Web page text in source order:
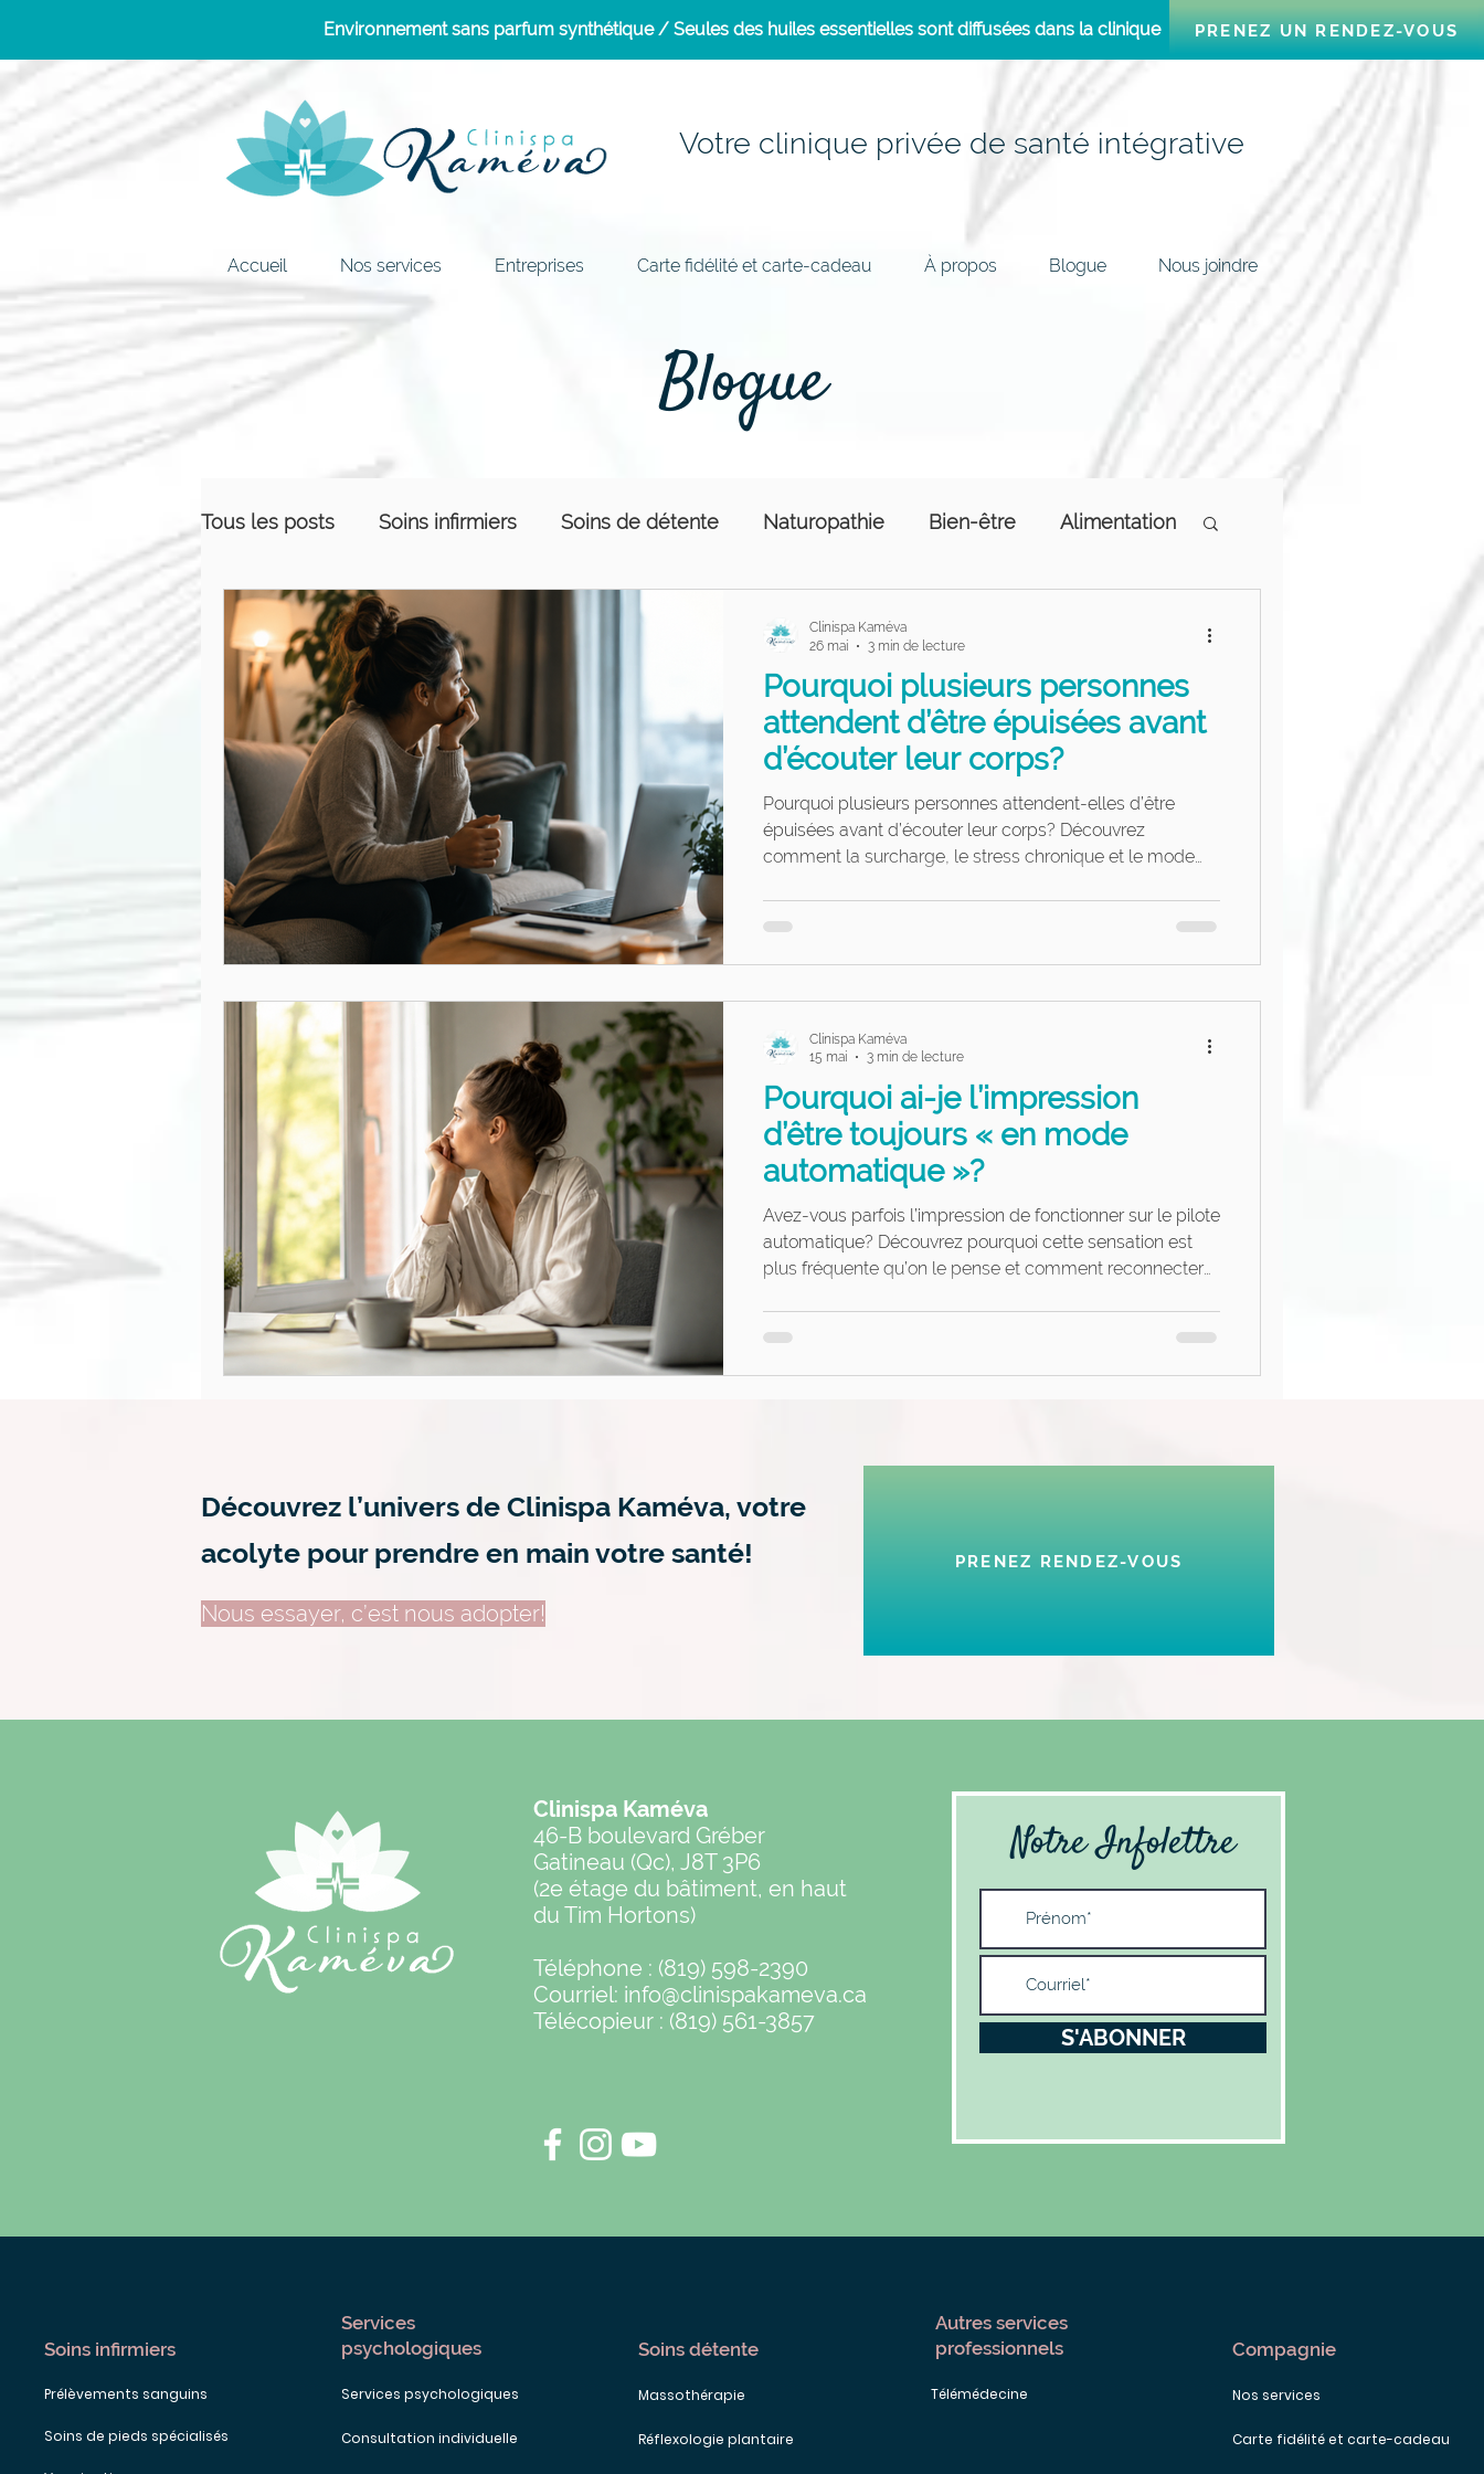
PRENEZ UN RENDEZ-VOUS
Environnement sans parfum synthétique / Seules des huiles essentielles sont diffusées dans la clinique
Votre clinique privée de santé intégrative
Accueil Nos services Entreprises Carte fidélité et carte-cadeau À propos Blogue Nous joindre
Blogue
Tous les posts Soins infirmiers Soins de détente Naturopathie Bien-être Alimentation
Équilibre de vie
Massothérapie Prise de sang Soins podologiquesPourquoi plusieurs personnes
attendent d’être épuisées avant
d’écouter leur corps?
Pourquoi plusieurs personnes attendent-elles d’être
épuisées avant d’écouter leur corps? Découvrez
comment la surcharge, le stress chronique et le mode
Gatineau par Clinispa Kaméva.
Clinispa Kaméva
26 mai
3 min de lecture
Pourquoi ai-je l’impression
d’être toujours « en mode
automatique »?
Avez-vous parfois l’impression de fonctionner sur le pilote
automatique? Découvrez pourquoi cette sensation est
plus fréquente qu’on le pense et comment reconnecter
Clinispa Kaméva
15 mai
3 min de lecture
PRENEZ RENDEZ-VOUS
Découvrez l’univers de Clinispa Kaméva, votre
acolyte pour prendre en main votre santé!
Nous essayer, c’est nous adopter!
Clinispa Kaméva
46-B boulevard Gréber
Gatineau (Qc), J8T 3P6
(2e étage du bâtiment, en haut
du Tim Hortons)
Téléphone : (819) 598-2390
Courriel: info@clinispakameva.ca
Télécopieur : (819) 561-3857
Notre Infolettre
S'ABONNER
Soins infirmiers
Prélèvements sanguins
Soins de pieds spécialisés
Services
psychologiques
Services psychologiques
Consultation individuelle
Soins détente
Massothérapie
Réflexologie plantaire
Autres services
professionnels
Télémédecine
Compagnie
Nos services
Carte fidélité et carte-cadeau